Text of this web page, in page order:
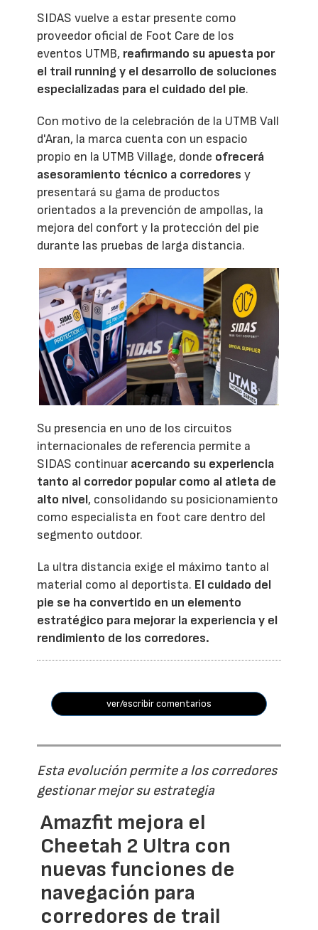
SIDAS vuelve a estar presente como
proveedor oficial de Foot Care de los
eventos UTMB, reafirmando su apuesta por
el trail running y el desarrollo de soluciones
especializadas para el cuidado del pie.
Con motivo de la celebración de la UTMB Vall
d'Aran, la marca cuenta con un espacio
propio en la UTMB Village, donde ofrecerá
asesoramiento técnico a corredores y
presentará su gama de productos
orientados a la prevención de ampollas, la
mejora del confort y la protección del pie
durante las pruebas de larga distancia.
Su presencia en uno de los circuitos
internacionales de referencia permite a
SIDAS continuar acercando su experiencia
tanto al corredor popular como al atleta de
alto nivel, consolidando su posicionamiento
como especialista en foot care dentro del
segmento outdoor.
La ultra distancia exige el máximo tanto al
material como al deportista. El cuidado del
pie se ha convertido en un elemento
estratégico para mejorar la experiencia y el
rendimiento de los corredores.
ver/escribir comentarios
Esta evolución permite a los corredores
gestionar mejor su estrategia
Amazfit mejora el
Cheetah 2 Ultra con
nuevas funciones de
navegación para
corredores de trail